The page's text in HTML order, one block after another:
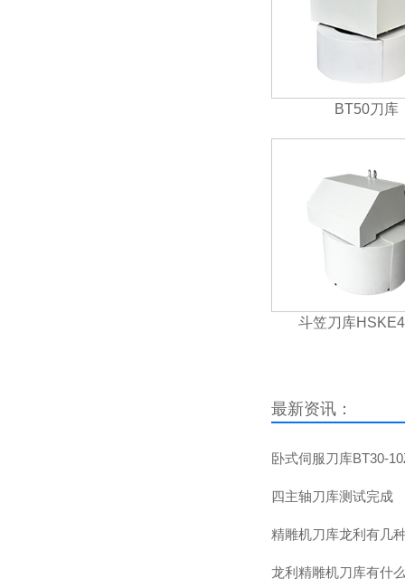
BT50刀库
斗笠刀库
最新资讯：
卧式伺服刀库BT30-
四主轴刀库测试完成
精雕机刀库龙利有几
龙利精雕机刀库有什